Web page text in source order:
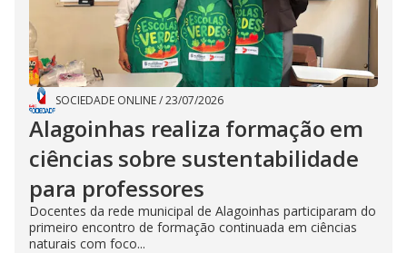
SOCIEDADE ONLINE/23/07/2026
Alagoinhas realiza formação em
ciências sobre sustentabilidade
para professores
Docentes da rede municipal de Alagoinhas participaram do
primeiro encontro de formação continuada em ciências
naturais com foco...